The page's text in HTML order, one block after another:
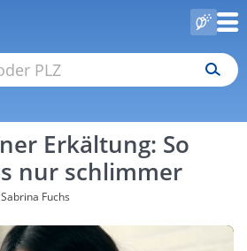
Erkältung: So
nur schlimmer
Fuchs